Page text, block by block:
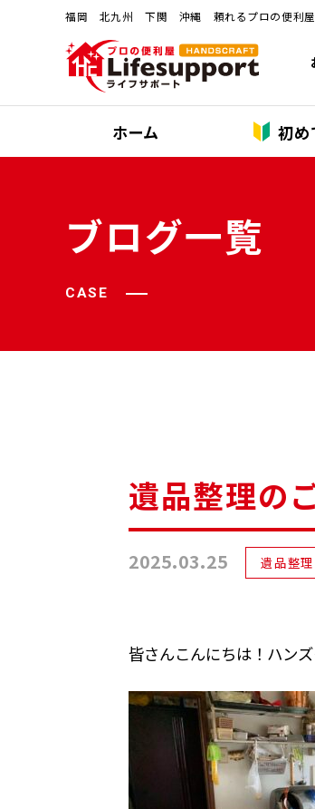
福岡 北九州 下関 沖縄 頼れるプロの便利屋ハ
ホーム 初め
ブログ一覧
CASE
遺品整理の
2025.03.25 遺品整
皆さんこんにちは！ハン